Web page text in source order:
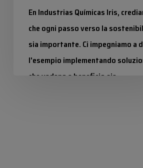
En Industrias Químicas Iris,
che ogni passo verso la
sia importante. Ci impegniamo a
l'esempio implementando
che vadano a beneficio sia…